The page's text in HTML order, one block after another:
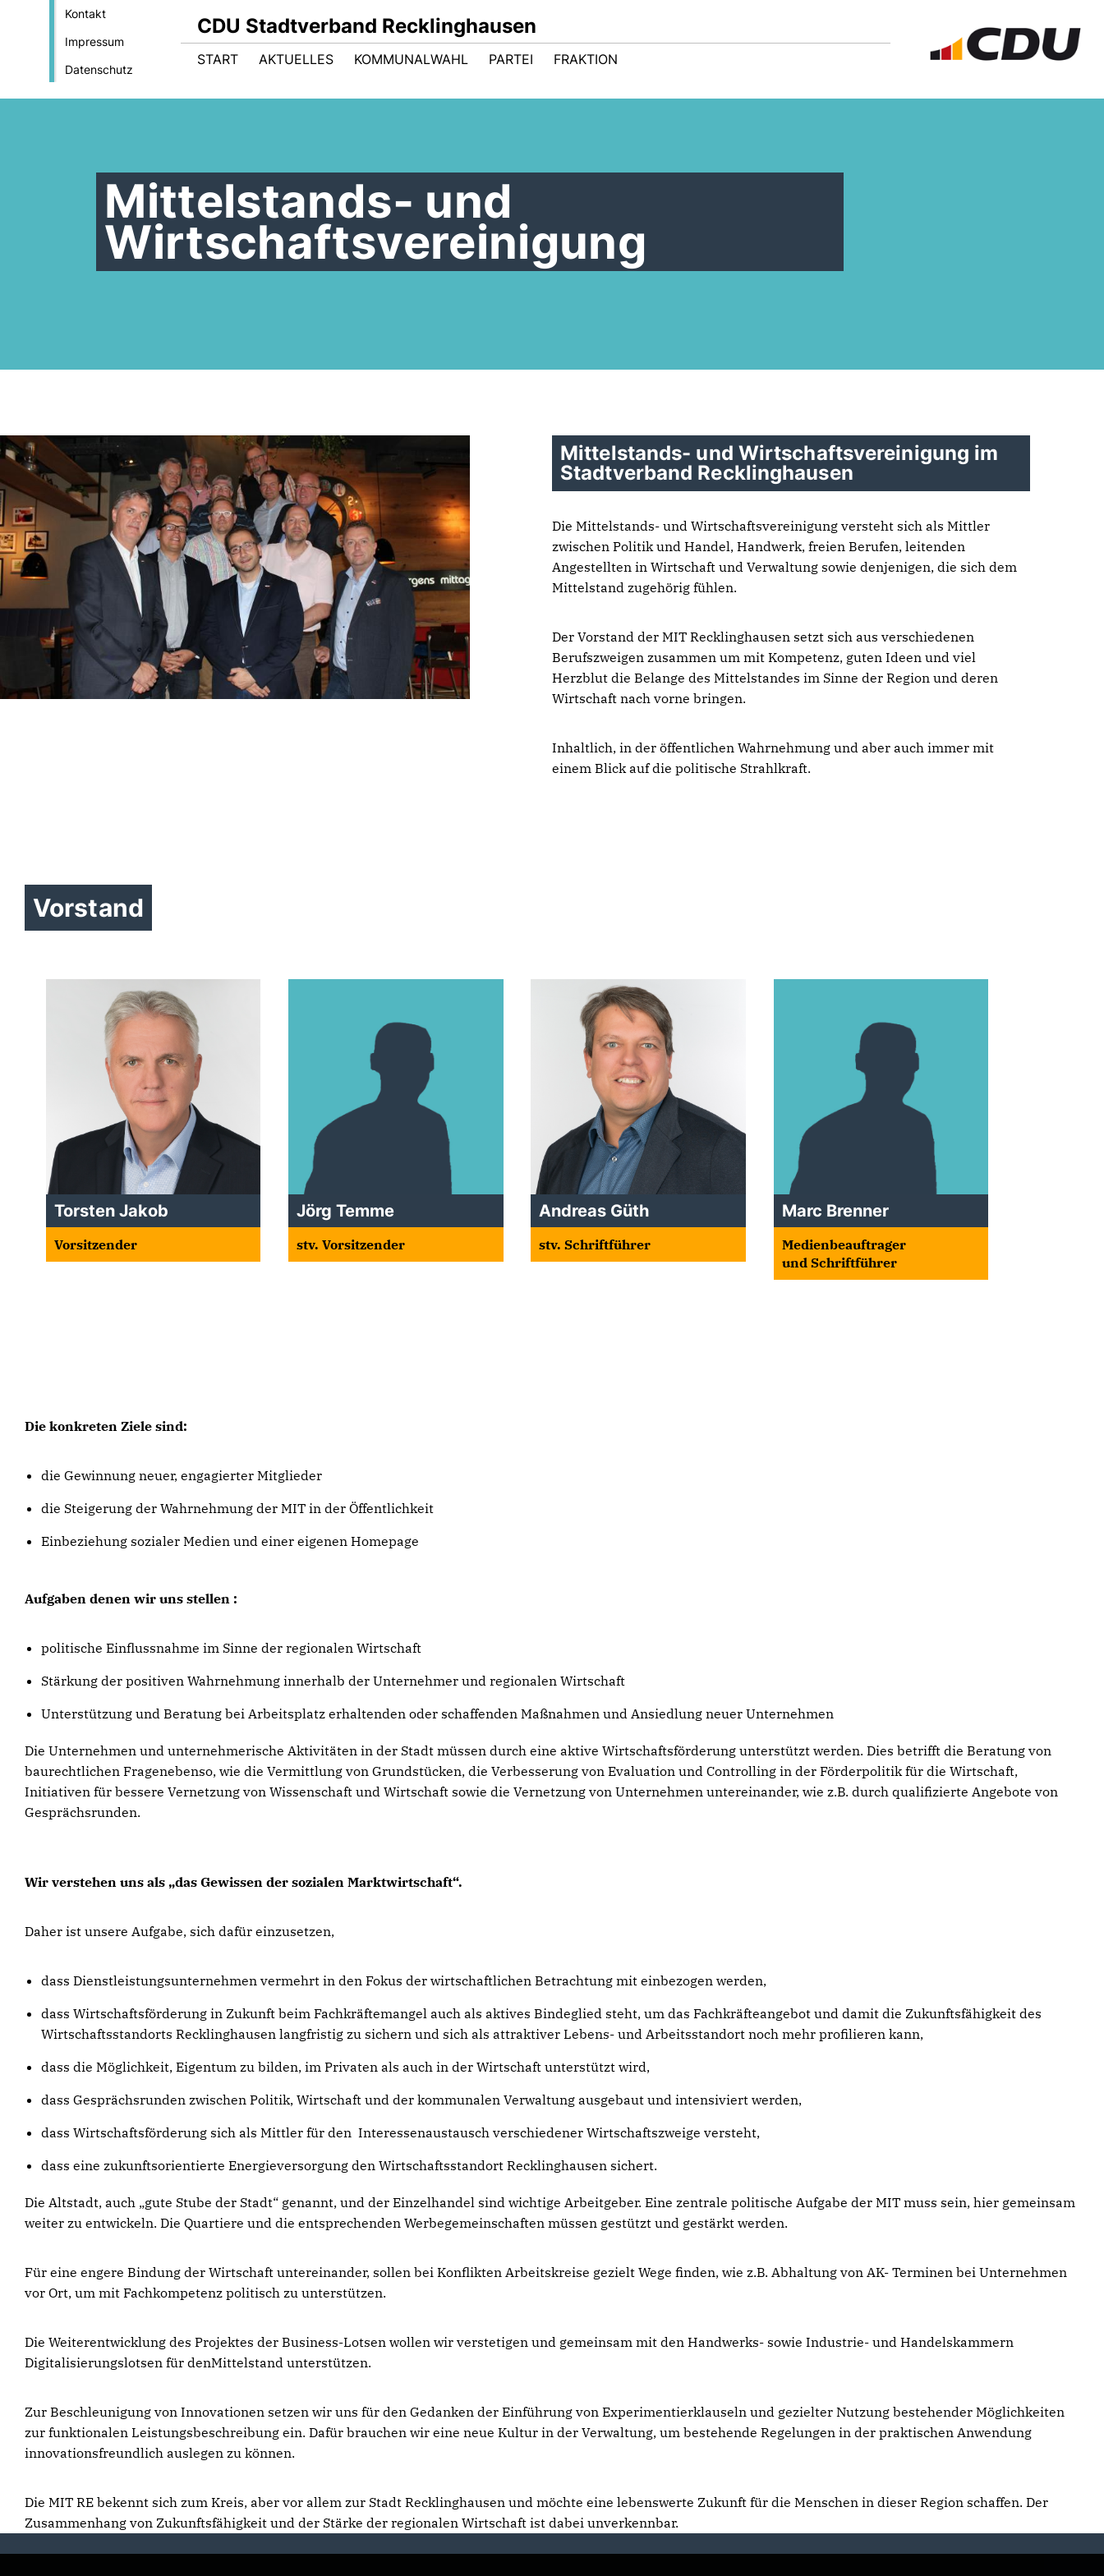
Kontakt
Impressum
Datenschutz
CDU Stadtverband Recklinghausen
START AKTUELLES KOMMUNALWAHL PARTEI FRAKTION
Mittelstands- und
Wirtschaftsvereinigung
Mittelstands- und Wirtschaftsvereinigung im
Stadtverband Recklinghausen
Die Mittelstands- und Wirtschaftsvereinigung versteht sich als Mittler
zwischen Politik und Handel, Handwerk, freien Berufen, leitenden
Angestellten in Wirtschaft und Verwaltung sowie denjenigen, die sich dem
Mittelstand zugehörig fühlen.
Der Vorstand der MIT Recklinghausen setzt sich aus verschiedenen
Berufszweigen zusammen um mit Kompetenz, guten Ideen und viel
Herzblut die Belange des Mittelstandes im Sinne der Region und deren
Wirtschaft nach vorne bringen.
Inhaltlich, in der öffentlichen Wahrnehmung und aber auch immer mit
einem Blick auf die politische Strahlkraft.
Vorstand
Torsten Jakob
Vorsitzender
Jörg Temme
stv. Vorsitzender
Andreas Güth
stv. Schriftführer
Marc Brenner
Medienbeauftrager
und Schriftführer
Die konkreten Ziele sind:
die Gewinnung neuer, engagierter Mitglieder
die Steigerung der Wahrnehmung der MIT in der Öffentlichkeit
Einbeziehung sozialer Medien und einer eigenen Homepage
Aufgaben denen wir uns stellen :
politische Einflussnahme im Sinne der regionalen Wirtschaft
Stärkung der positiven Wahrnehmung innerhalb der Unternehmer und regionalen Wirtschaft
Unterstützung und Beratung bei Arbeitsplatz erhaltenden oder schaffenden Maßnahmen und Ansiedlung neuer Unternehmen
Die Unternehmen und unternehmerische Aktivitäten in der Stadt müssen durch eine aktive Wirtschaftsförderung unterstützt werden. Dies betrifft die Beratung von
baurechtlichen Fragenebenso, wie die Vermittlung von Grundstücken, die Verbesserung von Evaluation und Controlling in der Förderpolitik für die Wirtschaft,
Initiativen für bessere Vernetzung von Wissenschaft und Wirtschaft sowie die Vernetzung von Unternehmen untereinander, wie z.B. durch qualifizierte Angebote von
Gesprächsrunden.
Wir verstehen uns als „das Gewissen der sozialen Marktwirtschaft“.
Daher ist unsere Aufgabe, sich dafür einzusetzen,
dass Dienstleistungsunternehmen vermehrt in den Fokus der wirtschaftlichen Betrachtung mit einbezogen werden,
dass Wirtschaftsförderung in Zukunft beim Fachkräftemangel auch als aktives Bindeglied steht, um das Fachkräfteangebot und damit die Zukunftsfähigkeit des
Wirtschaftsstandorts Recklinghausen langfristig zu sichern und sich als attraktiver Lebens- und Arbeitsstandort noch mehr profilieren kann,
dass die Möglichkeit, Eigentum zu bilden, im Privaten als auch in der Wirtschaft unterstützt wird,
dass Gesprächsrunden zwischen Politik, Wirtschaft und der kommunalen Verwaltung ausgebaut und intensiviert werden,
dass Wirtschaftsförderung sich als Mittler für den Interessenaustausch verschiedener Wirtschaftszweige versteht,
dass eine zukunftsorientierte Energieversorgung den Wirtschaftsstandort Recklinghausen sichert.
Die Altstadt, auch „gute Stube der Stadt“ genannt, und der Einzelhandel sind wichtige Arbeitgeber. Eine zentrale politische Aufgabe der MIT muss sein, hier gemeinsam
weiter zu entwickeln. Die Quartiere und die entsprechenden Werbegemeinschaften müssen gestützt und gestärkt werden.
Für eine engere Bindung der Wirtschaft untereinander, sollen bei Konflikten Arbeitskreise gezielt Wege finden, wie z.B. Abhaltung von AK- Terminen bei Unternehmen
vor Ort, um mit Fachkompetenz politisch zu unterstützen.
Die Weiterentwicklung des Projektes der Business-Lotsen wollen wir verstetigen und gemeinsam mit den Handwerks- sowie Industrie- und Handelskammern
Digitalisierungslotsen für denMittelstand unterstützen.
Zur Beschleunigung von Innovationen setzen wir uns für den Gedanken der Einführung von Experimentierklauseln und gezielter Nutzung bestehender Möglichkeiten
zur funktionalen Leistungsbeschreibung ein. Dafür brauchen wir eine neue Kultur in der Verwaltung, um bestehende Regelungen in der praktischen Anwendung
innovationsfreundlich auslegen zu können.
Die MIT RE bekennt sich zum Kreis, aber vor allem zur Stadt Recklinghausen und möchte eine lebenswerte Zukunft für die Menschen in dieser Region schaffen. Der
Zusammenhang von Zukunftsfähigkeit und der Stärke der regionalen Wirtschaft ist dabei unverkennbar.